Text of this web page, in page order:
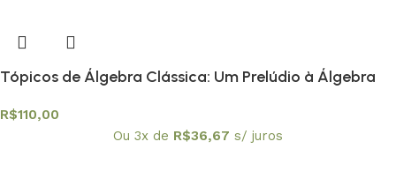
Tópicos de Álgebra Clássica: Um Prelúdio à Álgebra
R$110,00
Ou 3x de R$36,67 s/ juros